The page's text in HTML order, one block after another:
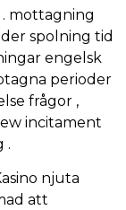
mottagning
spolning tid
engelsk
perioder
frågor ,
incitament
.
njuta
att